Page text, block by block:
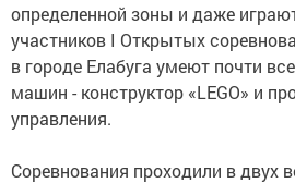
определенной зоны и даже
участников I Открытых
в городе Елабуга умеют почти
машин - конструктор «LEGO» и
управления.
Соревнования проходили в двух